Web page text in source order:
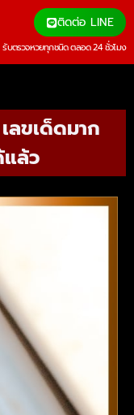
ติดต่อ LINE
รับตรวจหวยทุกชนิด ตลอด 24 ชั่วโมง
ลขเด็ดมาก
แล้ว